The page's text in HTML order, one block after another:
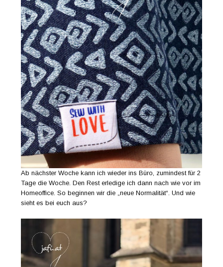
Ab nächster Woche kann ich wieder ins Büro, zumindest für 2
Tage die Woche. Den Rest erledige ich dann nach wie vor im
Homeoffice. So beginnen wir die „neue Normalität“. Und wie
sieht es bei euch aus?